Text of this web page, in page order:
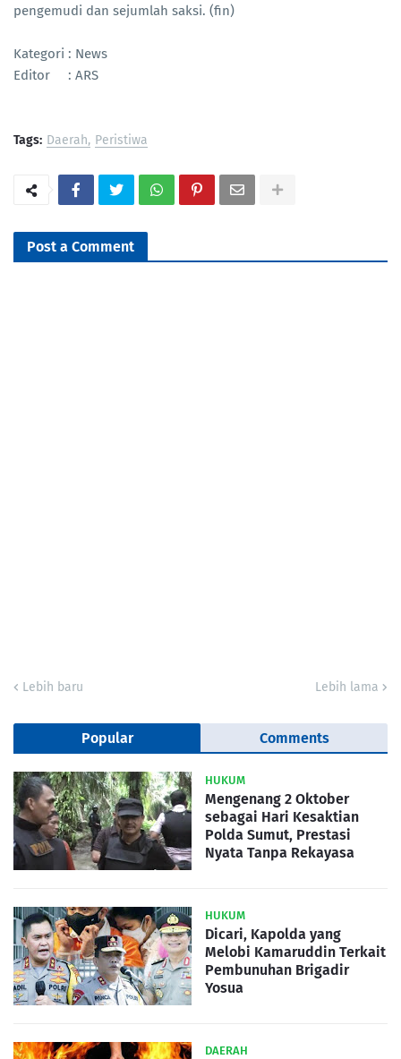
pengemudi dan sejumlah saksi. (fin)
Kategori : News
Editor : ARS
Tags: Daerah Peristiwa
Post a Comment
Lebih baru Lebih lama
Popular Comments
HUKUM
Mengenang 2 Oktober
sebagai Hari Kesaktian
Polda Sumut, Prestasi
Nyata Tanpa Rekayasa
HUKUM
Dicari, Kapolda yang
Melobi Kamaruddin Terkait
Pembunuhan Brigadir
Yosua
DAERAH